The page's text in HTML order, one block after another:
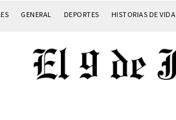
GENERAL DEPORTES HISTORIAS DE VIDA